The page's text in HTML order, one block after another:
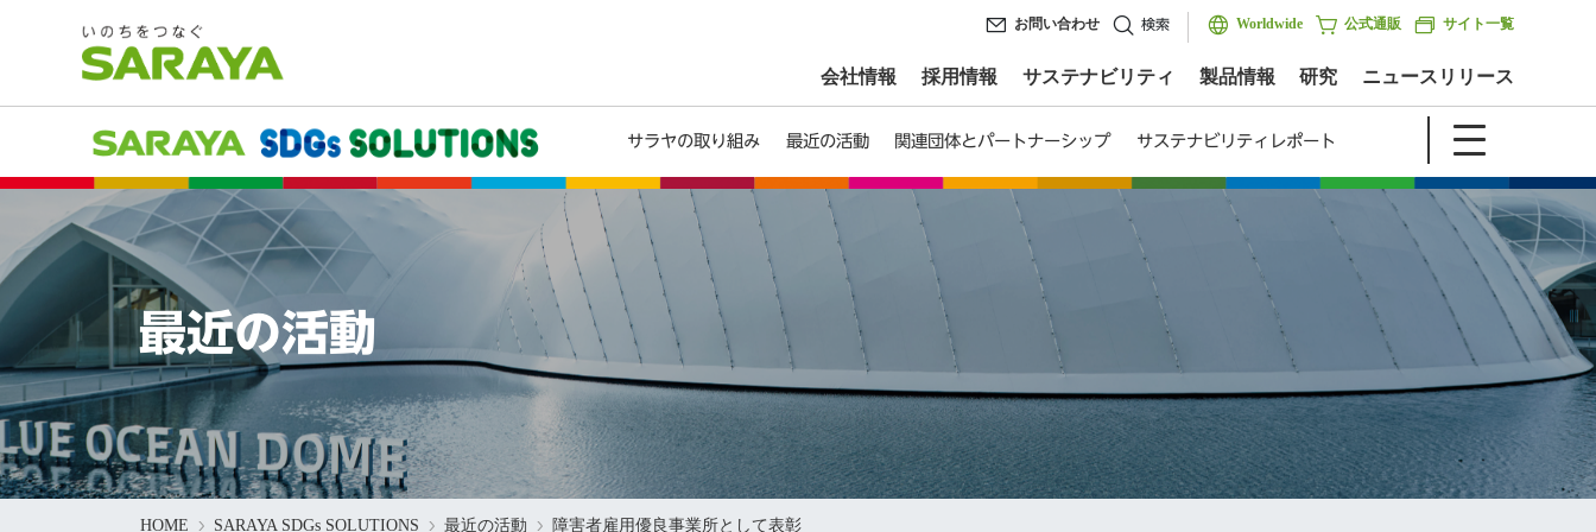
会社情報 採用情報 サステナビリティ 製品情報 研究 ニュースリリース
お問い合わせ 検索 Worldwide 公式通販 サイト一覧
サラヤの取り組み 最近の活動 関連団体とパートナーシップ サステナビリティレポート
最近の活動
HOME SARAYA SDGs SOLUTIONS 最近の活動 障害者雇用優良事業所として表彰